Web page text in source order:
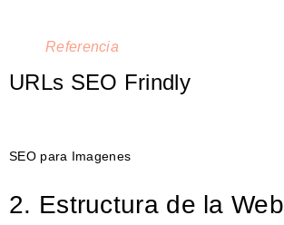
Referencia
URLs SEO Frindly
SEO para Imagenes
2. Estructura de la Web